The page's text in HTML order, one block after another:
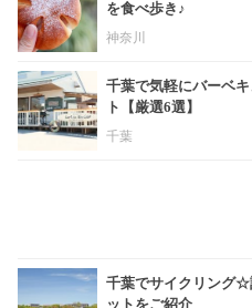
を食べ歩き♪
神奈川
千葉で気軽にバーベ
ト【厳選6選】
千葉
千葉でサイクリング☆
ットをご紹介